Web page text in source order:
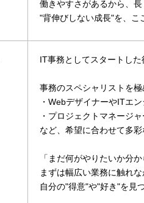
働きやすさがあるから、長
"背伸びしない成長"を、こ
IT事務としてスタートした
事務のスペシャリストを極
・WebデザイナーやITエ
・プロジェクトマネージ
など、希望に合わせて多彩
「まだ何がやりたいか分
まずは幅広い業務に触れな
自分の"得意"や"好き"を見